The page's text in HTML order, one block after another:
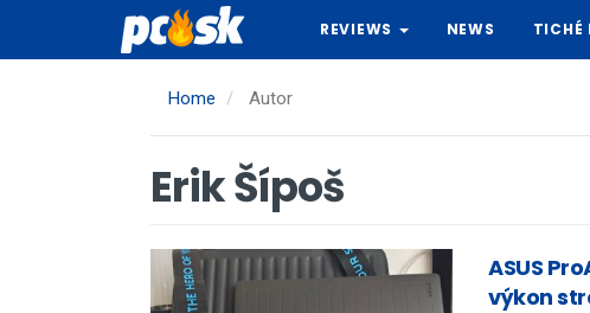
main
REVIEWS NEWS TICHÉ
Home Autor
Erik Šípoš
ASUS
výkon